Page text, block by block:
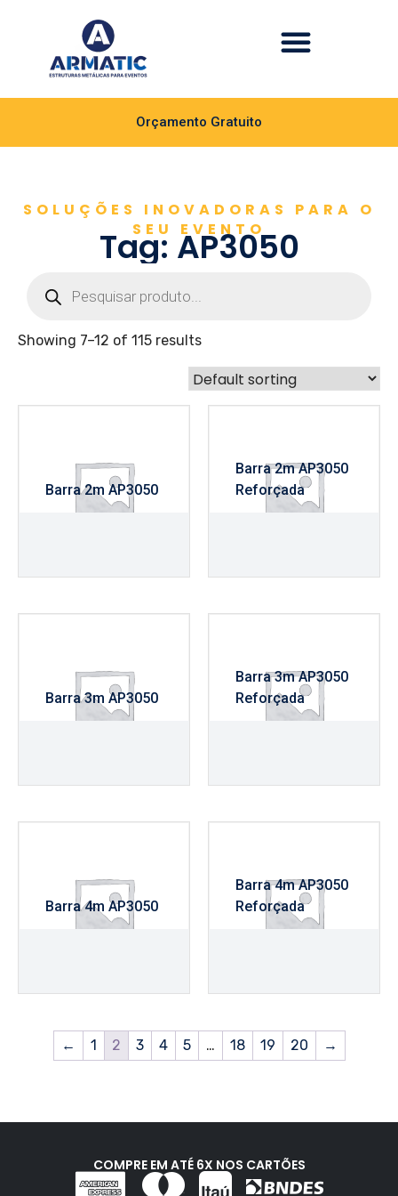
Orçamento Gratuito
SOLUÇÕES INOVADORAS PARA O
SEU EVENTO
Tag: AP3050
Showing 7–12 of 115 results
Barra 2m AP3050
Barra 2m AP3050
Reforçada
Barra 3m AP3050
Barra 3m AP3050
Reforçada
Barra 4m AP3050
Barra 4m AP3050
Reforçada
← 1 2 3 4 5 … 18 19 20 →
COMPRE EM ATÉ 6X NOS CARTÕES